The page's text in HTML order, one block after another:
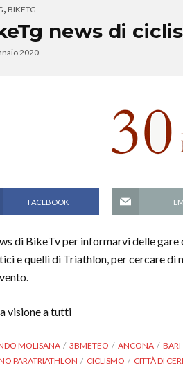
, BIKETG
news di
2020
FACEBOOK
di BikeTv per informarvi delle
e quelli di Triathlon, per cercare di
visione a tutti
MOLISANA 3BMETEO ANCONA BARI
PARATRIATHLON
CICLISMO CITTÀ DI